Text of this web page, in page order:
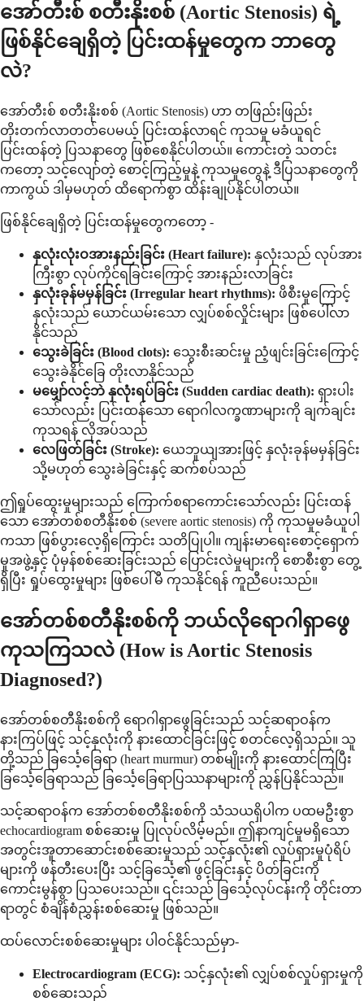
အော်တီးစ် စတီးနိုးစစ် (Aortic Stenosis) ရဲ့
ဖြစ်နိုင်ချေရှိတဲ့ ပြင်းထန်မှုတွေက ဘာတွေ
လဲ?
အော်တီးစ် စတီးနိုးစစ် (Aortic Stenosis) ဟာ တဖြည်းဖြည်း
တိုးတက်လာတတ်ပေမယ့် ပြင်းထန်လာရင် ကုသမှု မခံယူရင်
ပြင်းထန်တဲ့ ပြသနာတွေ ဖြစ်စေနိုင်ပါတယ်။ ကောင်းတဲ့ သတင်း
ကတော့ သင့်လျော်တဲ့ စောင့်ကြည့်မှုနဲ့ ကုသမှုတွေနဲ့ ဒီပြသနာတွေကို
ကာကွယ် ဒါမှမဟုတ် ထိရောက်စွာ ထိန်းချုပ်နိုင်ပါတယ်။
ဖြစ်နိုင်ချေရှိတဲ့ ပြင်းထန်မှုတွေကတော့ -
နှလုံးလုံးဝအားနည်းခြင်း (Heart failure): နှလုံးသည် လုပ်အား
ကြီးစွာ လုပ်ကိုင်ရခြင်းကြောင့် အားနည်းလာခြင်း
နှလုံးခုန်မမှန်ခြင်း (Irregular heart rhythms): ဖိစီးမှုကြောင့်
နှလုံးသည် ယောင်ယမ်းသော လျှပ်စစ်လှိုင်းများ ဖြစ်ပေါ်လာ
နိုင်သည်
သွေးခဲခြင်း (Blood clots): သွေးစီးဆင်းမှု ညံ့ဖျင်းခြင်းကြောင့်
သွေးခဲနိုင်ခြေ တိုးလာနိုင်သည်
မမျှော်လင့်ဘဲ နှလုံးရပ်ခြင်း (Sudden cardiac death): ရှားပါး
သော်လည်း ပြင်းထန်သော ရောဂါလက္ခဏာများကို ချက်ချင်း
ကုသရန် လိုအပ်သည်
လေဖြတ်ခြင်း (Stroke): ယေဘူယျအားဖြင့် နှလုံးခုန်မမှန်ခြင်း
သို့မဟုတ် သွေးခဲခြင်းနှင့် ဆက်စပ်သည်
ဤရှုပ်ထွေးမှုများသည် ကြောက်စရာကောင်းသော်လည်း ပြင်းထန်
သော အော်တစ်စတီနိုးစစ် (severe aortic stenosis) ကို ကုသမှုမခံယူပါ
ကသာ ဖြစ်ပွားလေ့ရှိကြောင်း သတိပြုပါ။ ကျန်းမာရေးစောင့်ရှောက်
မှုအဖွဲ့နှင့် ပုံမှန်စစ်ဆေးခြင်းသည် ပြောင်းလဲမှုများကို စောစီးစွာ တွေ့
ရှိပြီး ရှုပ်ထွေးမှုများ ဖြစ်ပေါ်မီ ကုသနိုင်ရန် ကူညီပေးသည်။
အော်တစ်စတီနိုးစစ်ကို ဘယ်လိုရောဂါရှာဖွေ
ကုသကြသလဲ (How is Aortic Stenosis
Diagnosed?)
အော်တစ်စတီနိုးစစ်ကို ရောဂါရှာဖွေခြင်းသည် သင့်ဆရာဝန်က
နားကြပ်ဖြင့် သင့်နှလုံးကို နားထောင်ခြင်းဖြင့် စတင်လေ့ရှိသည်။ သူ
တို့သည် ခြင်္သေ့ခြေရာ (heart murmur) တစ်မျိုးကို နားထောင်ကြပြီး
ခြင်္သေ့ခြေရာသည် ခြင်္သေ့ခြေရာပြဿနာများကို ညွှန်ပြနိုင်သည်။
သင့်ဆရာဝန်က အော်တစ်စတီနိုးစစ်ကို သံသယရှိပါက ပထမဦးစွာ
echocardiogram စစ်ဆေးမှု ပြုလုပ်လိမ့်မည်။ ဤနာကျင်မှုမရှိသော
အတွင်းအူတာဆောင်းစစ်ဆေးမှုသည် သင့်နှလုံး၏ လှုပ်ရှားမှုပုံရိပ်
များကို ဖန်တီးပေးပြီး သင့်ခြင်္သေ့၏ ဖွင့်ခြင်းနှင့် ပိတ်ခြင်းကို
ကောင်းမွန်စွာ ပြသပေးသည်။ ၎င်းသည် ခြင်္သေ့လုပ်ငန်းကို တိုင်းတာ
ရာတွင် စံချိန်စံညွှန်းစစ်ဆေးမှု ဖြစ်သည်။
ထပ်လောင်းစစ်ဆေးမှုများ ပါဝင်နိုင်သည်မှာ-
Electrocardiogram (ECG): သင့်နှလုံး၏ လျှပ်စစ်လှုပ်ရှားမှုကို
စစ်ဆေးသည်